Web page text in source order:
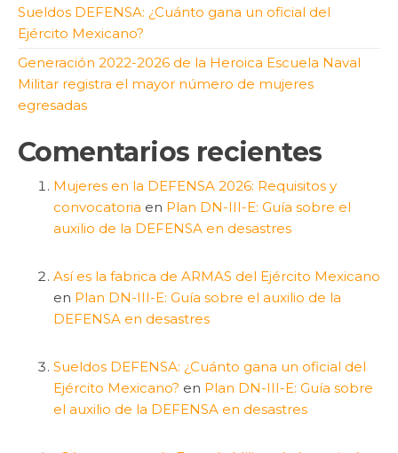
Sueldos DEFENSA: ¿Cuánto gana un oficial del
Ejército Mexicano?
Generación 2022-2026 de la Heroica Escuela Naval
Militar registra el mayor número de mujeres
egresadas
Comentarios recientes
Mujeres en la DEFENSA 2026: Requisitos y
convocatoria en Plan DN-III-E: Guía sobre el
auxilio de la DEFENSA en desastres
Así es la fabrica de ARMAS del Ejército Mexicano
en Plan DN-III-E: Guía sobre el auxilio de la
DEFENSA en desastres
Sueldos DEFENSA: ¿Cuánto gana un oficial del
Ejército Mexicano? en Plan DN-III-E: Guía sobre
el auxilio de la DEFENSA en desastres